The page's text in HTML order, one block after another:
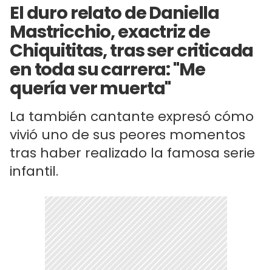
El duro relato de Daniella
Mastricchio, exactriz de
Chiquititas, tras ser criticada
en toda su carrera: "Me
quería ver muerta"
La también cantante expresó cómo
vivió uno de sus peores momentos
tras haber realizado la famosa serie
infantil.